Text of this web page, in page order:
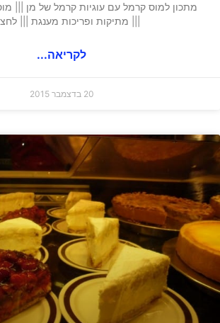
מתכון למוס קרמל עם עוגיות קרמל של מן |||
||| מתיקות ופריכות מענגת |||
לקריאה...
20 בדצמבר 2015